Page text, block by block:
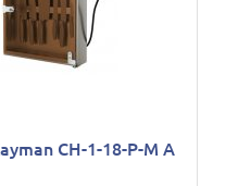
СН-1-18-Р-М А